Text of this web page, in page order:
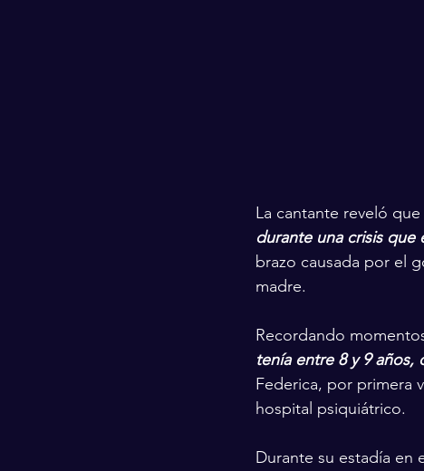
La cantante reveló
durante una crisis que
brazo causada por el
madre.
Recordando
tenía entre 8 y 9
Federica, por primera
hospital psiquiátrico.
Durante su estadía en